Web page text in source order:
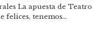
La apuesta de Teatro
felices, tenemos…